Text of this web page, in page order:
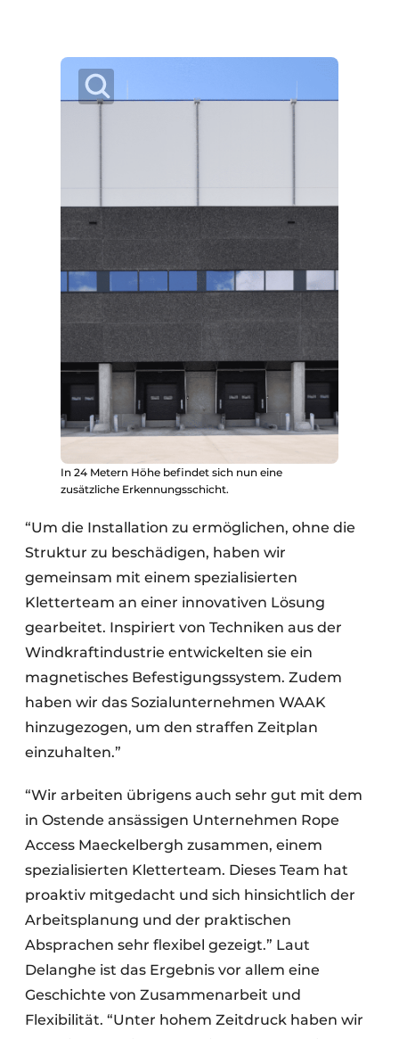
In 24 Metern Höhe befindet sich nun eine
zusätzliche Erkennungsschicht.
“Um die Installation zu ermöglichen, ohne die
Struktur zu beschädigen, haben wir
gemeinsam mit einem spezialisierten
Kletterteam an einer innovativen Lösung
gearbeitet. Inspiriert von Techniken aus der
Windkraftindustrie entwickelten sie ein
magnetisches Befestigungssystem. Zudem
haben wir das Sozialunternehmen WAAK
hinzugezogen, um den straffen Zeitplan
einzuhalten.”
“Wir arbeiten übrigens auch sehr gut mit dem
in Ostende ansässigen Unternehmen Rope
Access Maeckelbergh zusammen, einem
spezialisierten Kletterteam. Dieses Team hat
proaktiv mitgedacht und sich hinsichtlich der
Arbeitsplanung und der praktischen
Absprachen sehr flexibel gezeigt.” Laut
Delanghe ist das Ergebnis vor allem eine
Geschichte von Zusammenarbeit und
Flexibilität. “Unter hohem Zeitdruck haben wir